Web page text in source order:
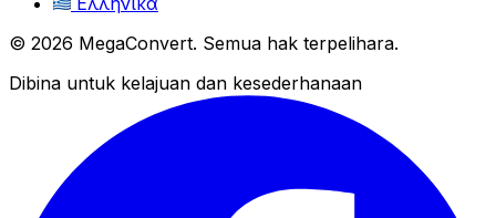
© 2026 MegaConvert. Semua hak terpelihara.
Dibina untuk kelajuan dan kesederhanaan